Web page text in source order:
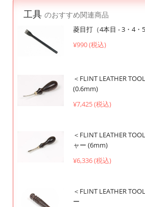
工具 のおすすめ関連商品
菱目打（4本目 - 3・4・
¥990 (税込)
＜FLINT LEATHER
(0.6mm)
¥7,425 (税込)
＜FLINT LEATHER
ャー (6mm)
¥6,336 (税込)
＜FLINT LEATHER
ー